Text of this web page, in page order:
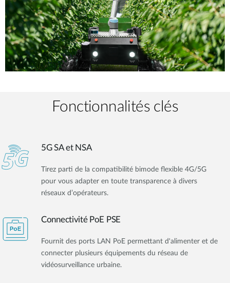
Fonctionnalités clés
5G SA et NSA
Tirez parti de la compatibilité bimode flexible 4G/5G
pour vous adapter en toute transparence à divers
réseaux d’opérateurs.
Connectivité PoE PSE
Fournit des ports LAN PoE permettant d'alimenter et de
connecter plusieurs équipements du réseau de
vidéosurveillance urbaine.